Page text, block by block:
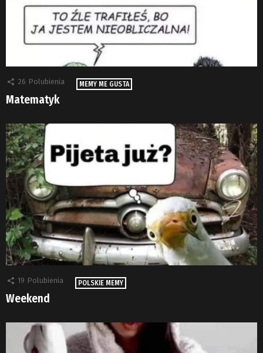
26 Polubienia MEMY ME GUSTA
Matematyk
19 Polubienia POLSKIE MEMY
Weekend